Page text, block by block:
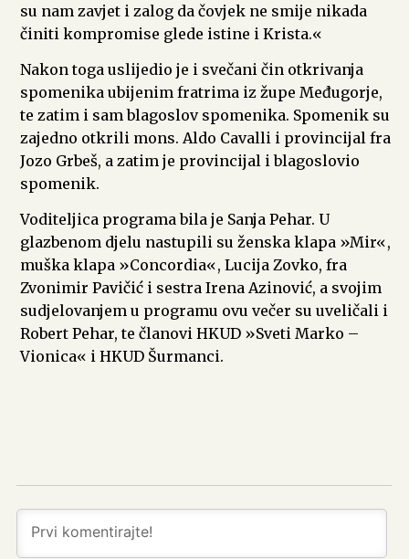
su nam zavjet i zalog da čovjek ne smije nikada
činiti kompromise glede istine i Krista.«
Nakon toga uslijedio je i svečani čin otkrivanja
spomenika ubijenim fratrima iz župe Međugorje,
te zatim i sam blagoslov spomenika. Spomenik su
zajedno otkrili mons. Aldo Cavalli i provincijal fra
Jozo Grbeš, a zatim je provincijal i blagoslovio
spomenik.
Voditeljica programa bila je Sanja Pehar. U
glazbenom djelu nastupili su ženska klapa »Mir«,
muška klapa »Concordia«, Lucija Zovko, fra
Zvonimir Pavičić i sestra Irena Azinović, a svojim
sudjelovanjem u programu ovu večer su uveličali i
Robert Pehar, te članovi HKUD »Sveti Marko –
Vionica« i HKUD Šurmanci.